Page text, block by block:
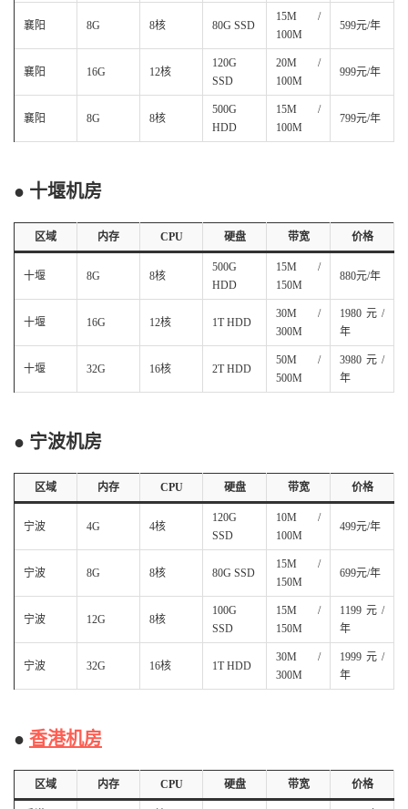
襄阳 8G 8核 80G SSD
15M /
100M
599元/年
襄阳 16G 12核
120G
SSD
20M /
100M
999元/年
襄阳 8G 8核
500G
HDD
15M /
100M
799元/年
● 十堰机房
区域 内存 CPU 硬盘 带宽 价格
十堰 8G 8核
500G
HDD
15M /
150M
880元/年
十堰 16G 12核 1T HDD
30M /
300M
1980元/
年
十堰 32G 16核 2T HDD
50M /
500M
3980元/
年
● 宁波机房
区域 内存 CPU 硬盘 带宽 价格
宁波 4G 4核
120G
SSD
10M /
100M
499元/年
宁波 8G 8核 80G SSD
15M /
150M
699元/年
宁波 12G 8核
100G
SSD
15M /
150M
1199元/
年
宁波 32G 16核 1T HDD
30M /
300M
1999元/
年
● 香港机房
区域 内存 CPU 硬盘 带宽 价格